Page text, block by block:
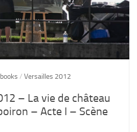
/ Versailles 2012
– La vie de château
– Acte I – Scène